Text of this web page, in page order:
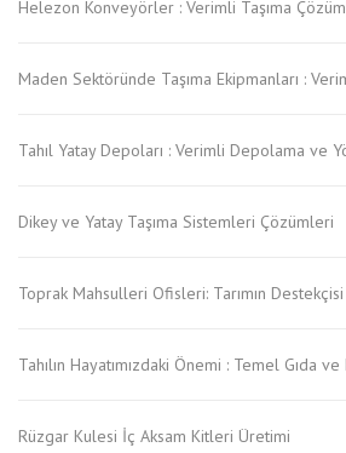
Helezon Konveyörler : Verimli Taşıma
Maden Sektöründe Taşıma Ekipmanları :
Tahıl Yatay Depoları : Verimli Depolama ve
Dikey ve Yatay Taşıma Sistemleri Çözümleri
Toprak Mahsulleri Ofisleri: Tarımın Destekçisi
Tahılın Hayatımızdaki Önemi : Temel Gıda
Rüzgar Kulesi İç Aksam Kitleri Üretimi